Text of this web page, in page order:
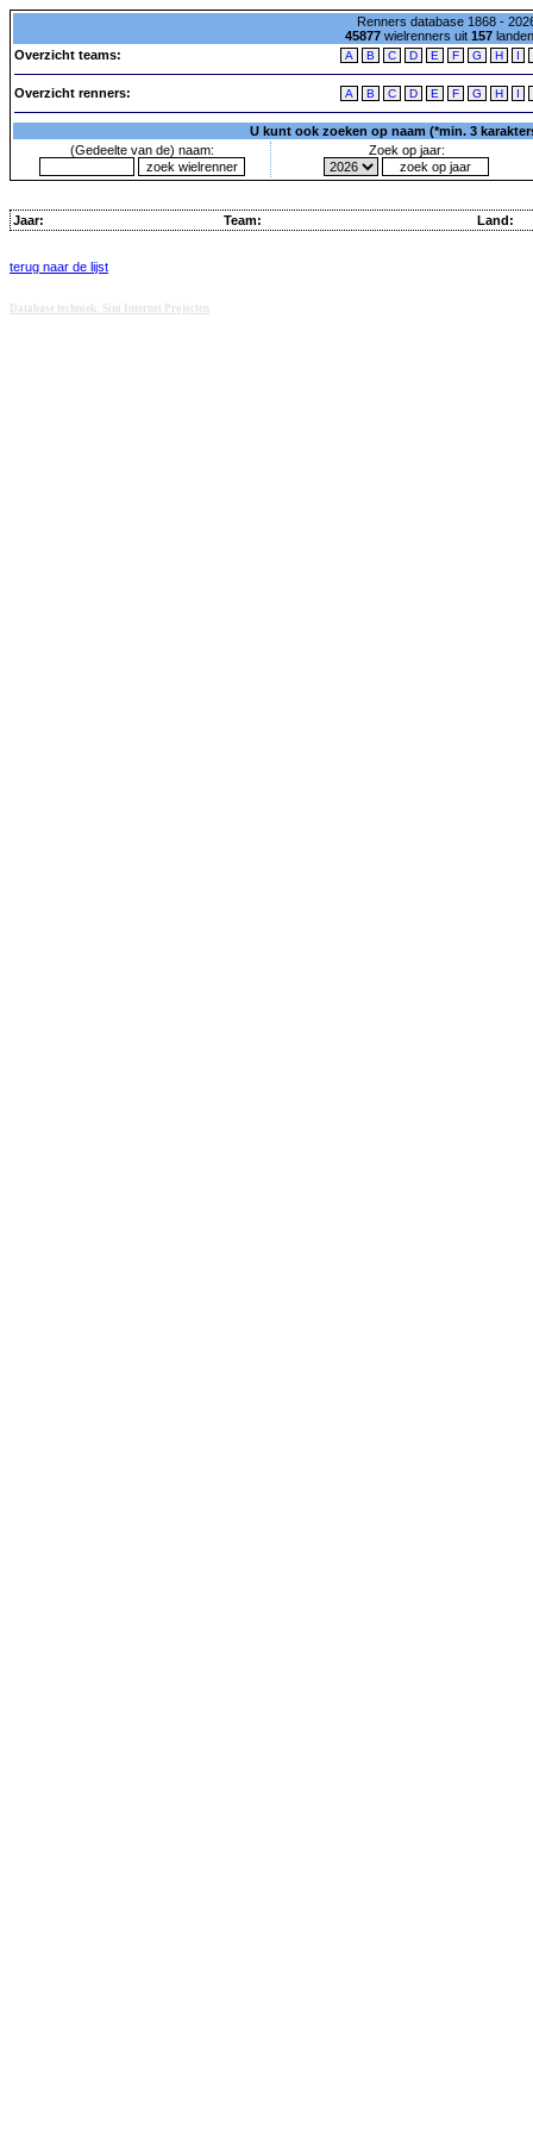
Renners database 1868 -
45877wielrenners uit 157
Overzicht teams:
A B C D E F G H I
Overzicht renners: A B C D E F G H I
U kunt ook zoeken op naam (*min. 3
(Gedeelte van de) naam:
Zoek op jaar:
Jaar: Team: Land:
terug naar de lijst
Database techniek: Sini Internet Projecten